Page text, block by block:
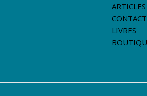
ARTICLES
LIVRES